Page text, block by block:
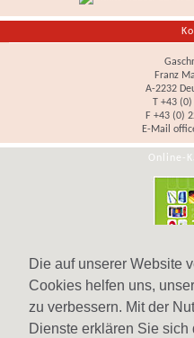
Die auf unserer Website
Cookies helfen uns,
zu verbessern. Mit der
Dienste erklären Sie sich
Franz
A-2232
T +43
F +43 (0)
E-Mail
Online-